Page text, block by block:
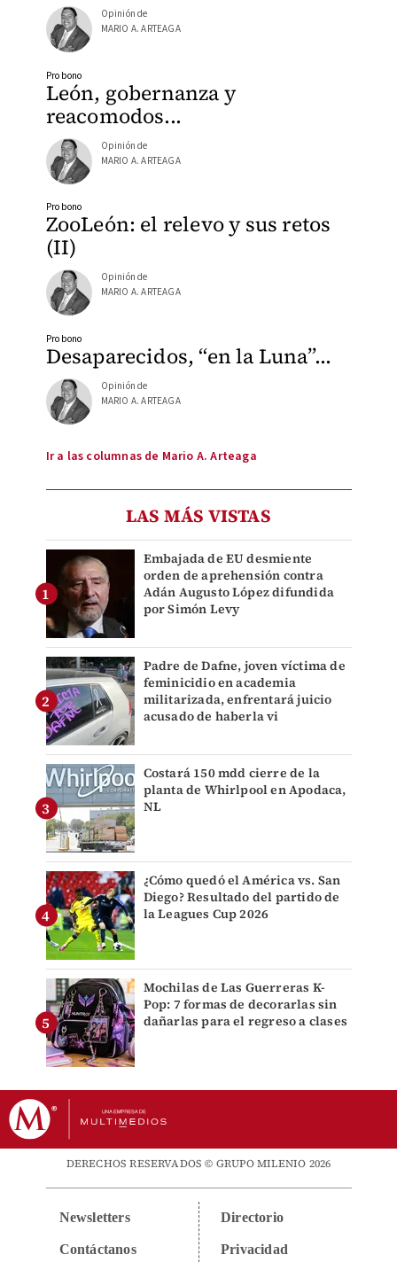
Opinión de
MARIO A. ARTEAGA
León, gobernanza y
reacomodos...
Pro bono
Opinión de
MARIO A. ARTEAGA
ZooLeón: el relevo y sus retos
(II)
Pro bono
Opinión de
MARIO A. ARTEAGA
Desaparecidos, “en la Luna”...
Pro bono
Opinión de
MARIO A. ARTEAGA
Ir a las columnas de Mario A. Arteaga
LAS MÁS VISTAS
Embajada de EU desmiente
orden de aprehensión contra
Adán Augusto López difundida
por Simón Levy
Padre de Dafne, joven víctima de
feminicidio en academia
militarizada, enfrentará juicio
acusado de haberla vi
Costará 150 mdd cierre de la
planta de Whirlpool en Apodaca,
NL
¿Cómo quedó el América vs. San
Diego? Resultado del partido de
la Leagues Cup 2026
Mochilas de Las Guerreras K-
Pop: 7 formas de decorarlas sin
dañarlas para el regreso a clases
DERECHOS RESERVADOS © GRUPO MILENIO 2026
Newsletters
Contáctanos
Directorio
Privacidad